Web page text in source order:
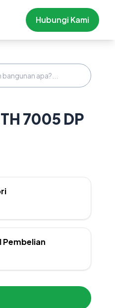
Hubungi Kami
7005 DP
Pembelian